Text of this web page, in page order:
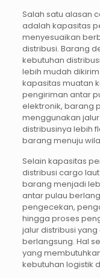
Salah satu alasan
adalah kapasitas
menyesuaikan
distribusi. Barang
kebutuhan
lebih mudah
kapasitas muatan
pengiriman antar
elektronik, barang
menggunakan
distribusinya lebih
barang menuju
Selain kapasitas
distribusi cargo
barang menjadi
antar pulau
pengecekan,
hingga proses
jalur distribusi
berlangsung. Hal
yang
kebutuhan logistik